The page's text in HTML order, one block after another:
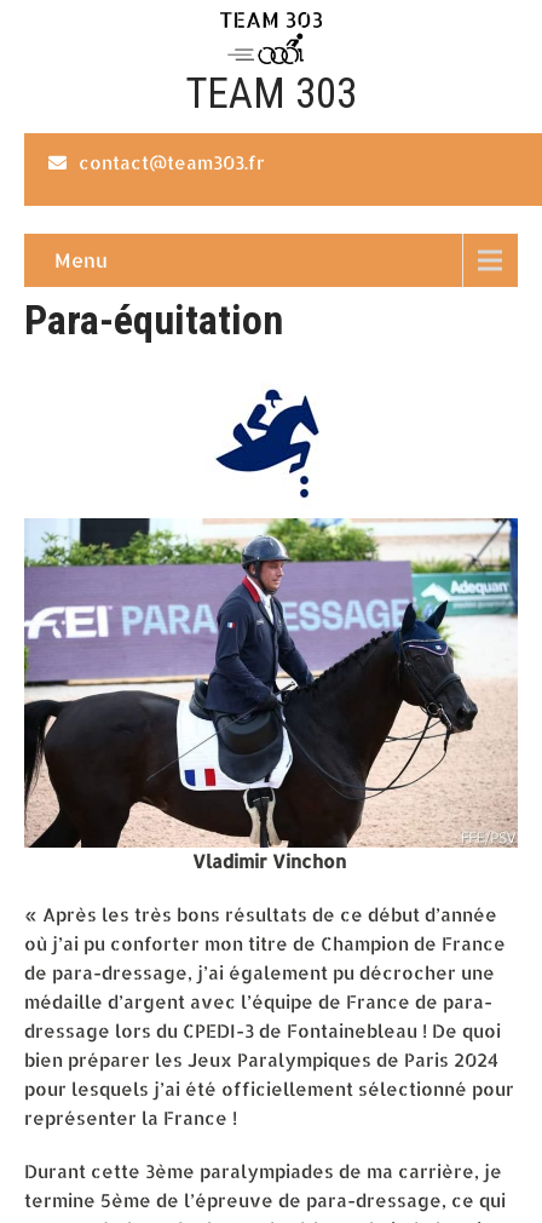
TEAM 303
contact@team303.fr
Menu
Para-équitation
Vladimir Vinchon
« Après les très bons résultats de ce début d’année
où j’ai pu conforter mon titre de Champion de France
de para-dressage, j’ai également pu décrocher une
médaille d’argent avec l’équipe de France de para-
dressage lors du CPEDI-3 de Fontainebleau ! De quoi
bien préparer les Jeux Paralympiques de Paris 2024
pour lesquels j’ai été officiellement sélectionné pour
représenter la France !
Durant cette 3ème paralympiades de ma carrière, je
termine 5ème de l’épreuve de para-dressage, ce qui